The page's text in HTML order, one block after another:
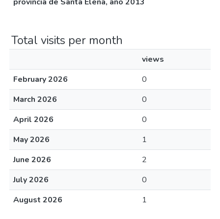
Total visits per month
views
February 2026
0
March 2026
0
April 2026
0
May 2026
1
June 2026
2
July 2026
0
August 2026
1